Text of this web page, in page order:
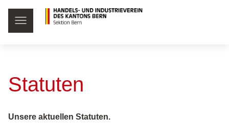
Statuten
Unsere aktuellen Statuten.